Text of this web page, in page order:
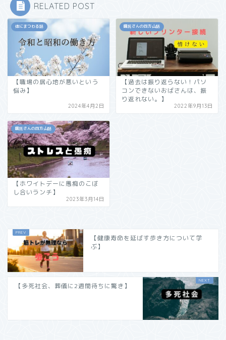
RELATED POST
体にまつわる話
【職場の居心地が悪いという
悩み】
2024年4月2日
嘱託さんの四方山話
【過去は振り返らない！パソ
コンできないおばさんは、振
り返れない。】
2022年9月13日
嘱託さんの四方山話
【ホワイトデーに愚痴のこぼ
し合いランチ】
2023年3月14日
【健康寿命を延ばす歩き方について学
ぶ】
【多死社会、葬儀に2週間待ちに驚き】